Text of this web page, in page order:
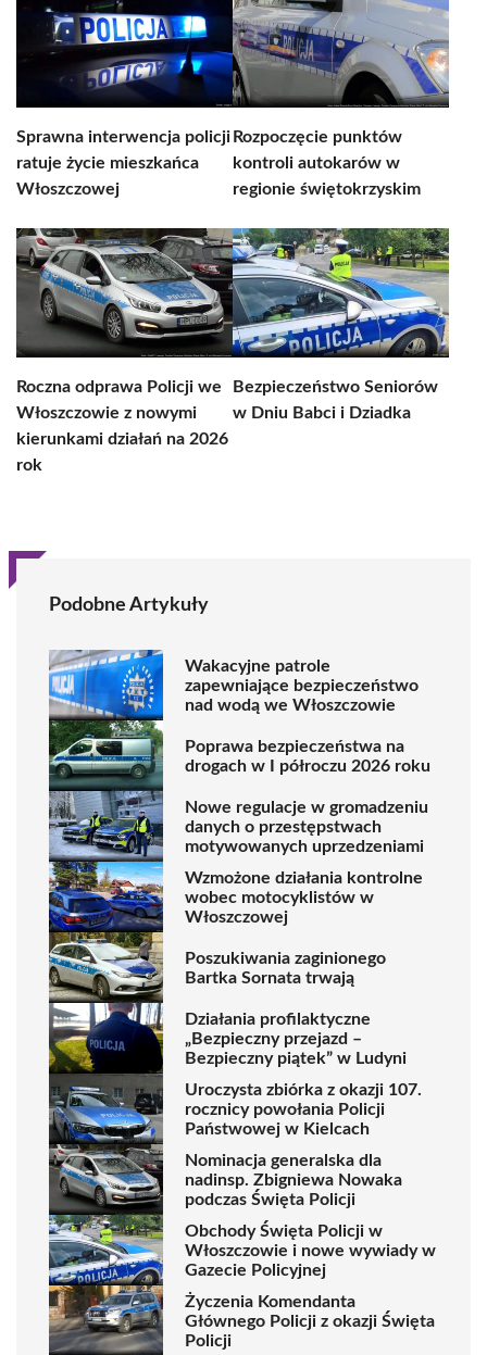
Sprawna interwencja policji
ratuje życie mieszkańca
Włoszczowej
Rozpoczęcie punktów
kontroli autokarów w
regionie świętokrzyskim
Roczna odprawa Policji we
Włoszczowie z nowymi
kierunkami działań na 2026
rok
Bezpieczeństwo Seniorów
w Dniu Babci i Dziadka
Podobne Artykuły
Wakacyjne patrole
zapewniające bezpieczeństwo
nad wodą we Włoszczowie
Poprawa bezpieczeństwa na
drogach w I półroczu 2026 roku
Nowe regulacje w gromadzeniu
danych o przestępstwach
motywowanych uprzedzeniami
Wzmożone działania kontrolne
wobec motocyklistów w
Włoszczowej
Poszukiwania zaginionego
Bartka Sornata trwają
Działania profilaktyczne
„Bezpieczny przejazd –
Bezpieczny piątek” w Ludyni
Uroczysta zbiórka z okazji 107.
rocznicy powołania Policji
Państwowej w Kielcach
Nominacja generalska dla
nadinsp. Zbigniewa Nowaka
podczas Święta Policji
Obchody Święta Policji w
Włoszczowie i nowe wywiady w
Gazecie Policyjnej
Życzenia Komendanta
Głównego Policji z okazji Święta
Policji